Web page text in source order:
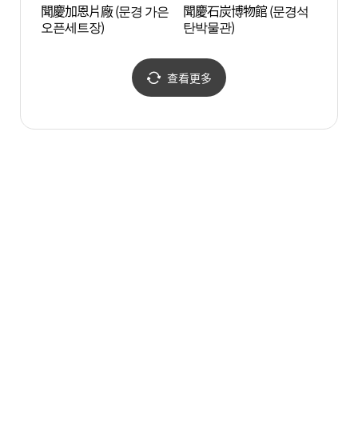
聞慶加恩片廠 (문경 가은
오픈세트장)
聞慶石炭博物館 (문경석
탄박물관)
查看更多